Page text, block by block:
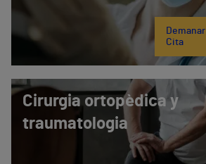
Demanar
Cita
Cirurgia ortopèdica y
traumatologia